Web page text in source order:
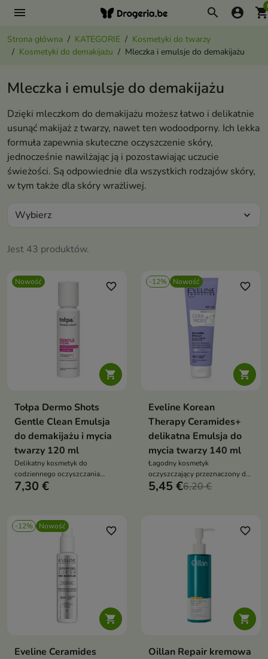
menu search account_circle
Strona główna KATEGORIE
Kosmetyki do twarzy
Kosmetyki do demakijażu
Mleczka i emulsje do demakijażu
Mleczka i emulsje do demakijażu
Dzięki mleczkom do demakijażu możesz łatwo i delikatnie
usunąć makijaż z twarzy, nawet ten wodoodporny. Ich lekka
formuła zapewnia skuteczne oczyszczenie skóry,
jednocześnie nawilżając ją i pozostawiając uczucie
świeżości. Są odpowiednie dla wszystkich rodzajów skóry,
w tym także dla skóry wrażliwej.
Jest 43 produktów.
Wybierz expand_more
Nowość

favorite_border
Tołpa Dermo Shots
Gentle Clean Emulsja
do demakijażu i mycia
twarzy 120 ml
Delikatny kosmetyk do
codziennego oczyszczania
skóry, który skutecznie usuwa
7,30 €
-12% Nowość

favorite_border
Eveline Korean
Therapy Ceramides+
delikatna Emulsja do
mycia twarzy 140 ml
Łagodny kosmetyk
oczyszczający przeznaczony do
codziennej pielęgnacji skóry
5,45 €6,20 €
-12% Nowość

favorite_border
Eveline Ceramides

favorite_border
Oillan Repair kremowa